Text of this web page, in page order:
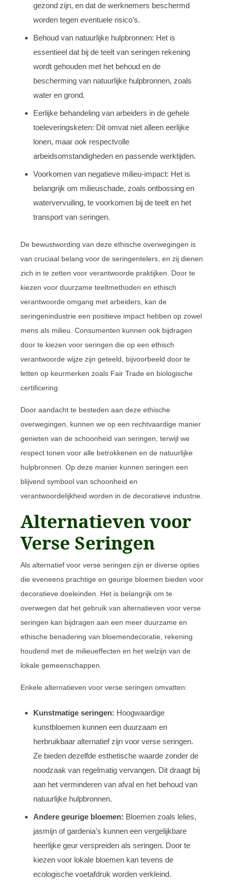
gezond zijn, en dat de werknemers beschermd
worden tegen eventuele risico’s.
Behoud van natuurlijke hulpbronnen: Het is
essentieel dat bij de teelt van seringen rekening
wordt gehouden met het behoud en de
bescherming van natuurlijke hulpbronnen, zoals
water en grond.
Eerlijke behandeling van arbeiders in de gehele
toeleveringsketen: Dit omvat niet alleen eerlijke
lonen, maar ook respectvolle
arbeidsomstandigheden en passende werktijden.
Voorkomen van negatieve milieu-impact: Het is
belangrijk om milieuschade, zoals ontbossing en
watervervuiling, te voorkomen bij de teelt en het
transport van seringen.
De bewustwording van deze ethische overwegingen is
van cruciaal belang voor de seringentelers, en zij dienen
zich in te zetten voor verantwoorde praktijken. Door te
kiezen voor duurzame teeltmethoden en ethisch
verantwoorde omgang met arbeiders, kan de
seringenindustrie een positieve impact hebben op zowel
mens als milieu. Consumenten kunnen ook bijdragen
door te kiezen voor seringen die op een ethisch
verantwoorde wijze zijn geteeld, bijvoorbeeld door te
letten op keurmerken zoals Fair Trade en biologische
certificering.
Door aandacht te besteden aan deze ethische
overwegingen, kunnen we op een rechtvaardige manier
genieten van de schoonheid van seringen, terwijl we
respect tonen voor alle betrokkenen en de natuurlijke
hulpbronnen. Op deze manier kunnen seringen een
blijvend symbool van schoonheid en
verantwoordelijkheid worden in de decoratieve industrie.
Alternatieven voor
Verse Seringen
Als alternatief voor verse seringen zijn er diverse opties
die eveneens prachtige en geurige bloemen bieden voor
decoratieve doeleinden. Het is belangrijk om te
overwegen dat het gebruik van alternatieven voor verse
seringen kan bijdragen aan een meer duurzame en
ethische benadering van bloemendecoratie, rekening
houdend met de milieueffecten en het welzijn van de
lokale gemeenschappen.
Enkele alternatieven voor verse seringen omvatten:
Kunstmatige seringen: Hoogwaardige
kunstbloemen kunnen een duurzaam en
herbruikbaar alternatief zijn voor verse seringen.
Ze bieden dezelfde esthetische waarde zonder de
noodzaak van regelmatig vervangen. Dit draagt bij
aan het verminderen van afval en het behoud van
natuurlijke hulpbronnen.
Andere geurige bloemen: Bloemen zoals lelies,
jasmijn of gardenia’s kunnen een vergelijkbare
heerlijke geur verspreiden als seringen. Door te
kiezen voor lokale bloemen kan tevens de
ecologische voetafdruk worden verkleind.